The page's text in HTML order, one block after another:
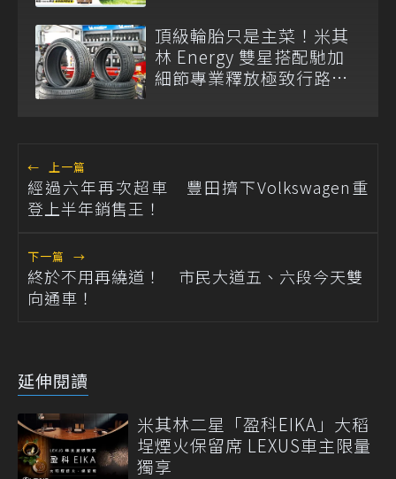
頂級輪胎只是主菜！米其
林 Energy 雙星搭配馳加
細節專業釋放極致行路質
← 上一篇
經過六年再次超車 豐田擠下Volkswagen重
登上半年銷售王！
下一篇 →
終於不用再繞道！ 市民大道五、六段今天雙
向通車！
延伸閱讀
米其林二星「盈科EIKA」大稻
埕煙火保留席 LEXUS車主限量
獨享